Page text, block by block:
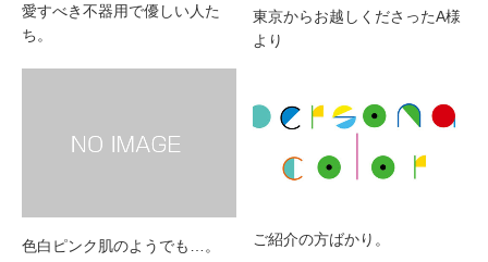
愛すべき不器用で優しい人た
ち。
東京からお越しくださったA様
より
色白ピンク肌のようでも…。 ご紹介の方ばかり。